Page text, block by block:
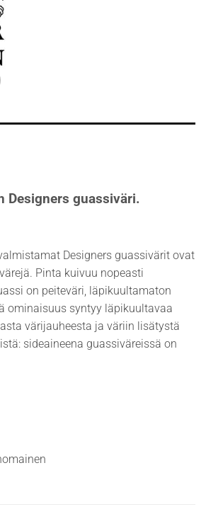
Designers guassiväri.
Designers guassivärit ovat
Pinta kuivuu nopeasti
on peiteväri, läpikuultamaton
ominaisuus syntyy läpikuultavaa
värijauheesta ja väriin lisätystä
sideaineena guassiväreissä on